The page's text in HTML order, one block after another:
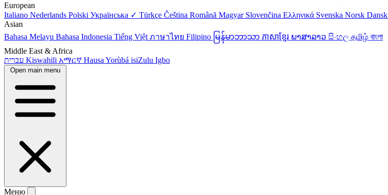
European
Italiano Nederlands Polski Українська ✓ Türkçe Čeština Română Magyar Slovenčina Ελληνικά Svenska Norsk Dansk
Asian
Bahasa Melayu Bahasa Indonesia Tiếng Việt ภาษาไทย Filipino မြန်မာဘာသာ ភាសាខ្មែរ ພາສາລາວ සිංහල தமிழ் বাংলা
Middle East & Africa
Kiswahili አማርኛ Hausa Yorùbá isiZulu Igbo
Open main menu
Меню